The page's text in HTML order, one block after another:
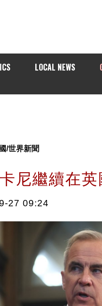
LOCAL NEWS
/世界新聞
尼繼續在
27 09:24